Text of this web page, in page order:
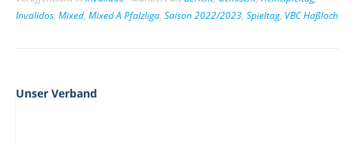
Invalidos, Mixed, Mixed A Pfalzliga, Saison 2022/2023, Spieltag, VBC Haßloch
Unser Verband